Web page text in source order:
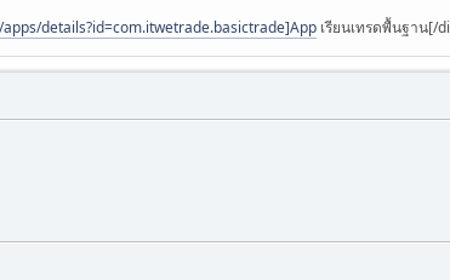
details?id=com.itwetrade.basictrade]App เรียนเทรดพื้นฐาน[/